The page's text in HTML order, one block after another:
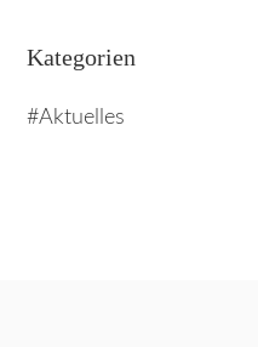
Kategorien
Aktuelles